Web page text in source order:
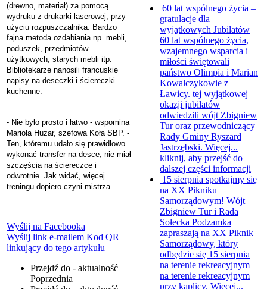
(drewno, materiał) za pomocą
wydruku z drukarki laserowej, przy
użyciu rozpuszczalnika. Bardzo
fajna metoda ozdabiania np. mebli,
poduszek, przedmiotów
użytkowych, starych mebli itp.
Bibliotekarze nanosili francuskie
napisy na deseczki i ściereczki
kuchenne.
- Nie było prosto i łatwo - wspomina
Mariola Huzar, szefowa Koła SBP. -
Ten, któremu udało się prawidłowo
wykonać transfer na desce, nie miał
szczęścia na ściereczce i
odwrotnie. Jak widać, więcej
treningu dopiero czyni mistrza.
Wyślij na Facebooka
Wyślij link e-mailem Kod QR
linkujący do tego artykułu
Przejdź do - aktualność
Poprzednia
60 lat wspólnego życia –
gratulacje dla
wyjątkowych Jubilatów
60 lat wspólnego życia,
wzajemnego wsparcia i
miłości świętowali
państwo Olimpia i Marian
Kowalczykowie z
Ławicy. tej wyjątkowej
okazji jubilatów
odwiedzili wójt Zbigniew
Tur oraz przewodniczący
Rady Gminy Ryszard
Jastrzębski. Więcej...
kliknij, aby przejść do
dalszej części informacji
15 sierpnia spotkajmy się
na XX Pikniku
Samorządowym! Wójt
Zbigniew Tur i Rada
Sołecka Podzamka
zapraszają na XX Piknik
Samorządowy, który
odbędzie się 15 sierpnia
na terenie rekreacyjnym
na terenie rekreacyjnym
przy kaplicy. Więcej...